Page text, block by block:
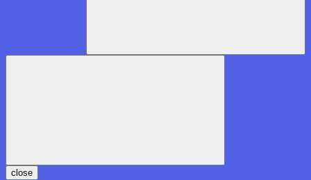
close